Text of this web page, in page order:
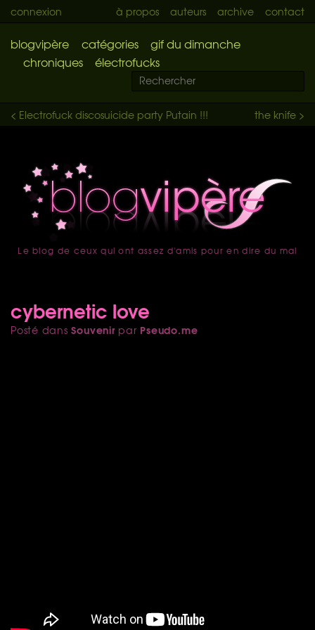
connexion à propos auteurs archive contact
blogvipère catégories
gif du dimanche
chroniques
électrofucks
the knife >
< Electrofuck discosuicide party Putain !!!
accueil
Le blog de ceux qui ont assez d'amis pour en dire du mal
cybernetic love
Posté dansSouvenirpar Pseudo.me